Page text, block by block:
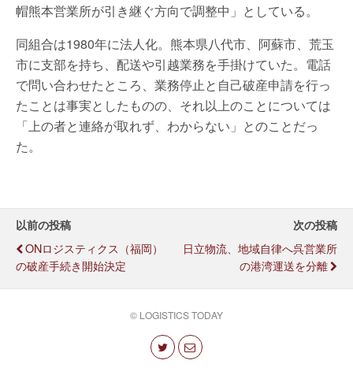
帽熊本営業所が引き継ぐ方向で調整中」としている。
同組合は1980年に法人化。熊本県八代市、阿蘇市、荒玉
市に支部を持ち、配送や引越業務を手掛けていた。電話
で問い合わせたところ、業務停止と自己破産申請を行っ
たことは事実としたものの、それ以上のことについては
「上の者と連絡が取れず、わからない」とのことだっ
た。
以前の投稿
ONロジスティクス（福岡）
の破産手続き開始決定
次の投稿
日立物流、地域自律へ呉営業所
の港湾運送を分離
© LOGISTICS TODAY